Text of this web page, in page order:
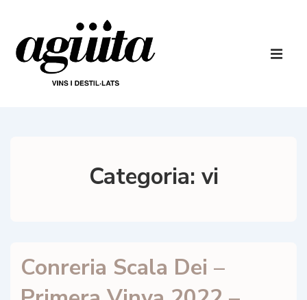
contingut
principal
Categoria: vi
Conreria Scala Dei –